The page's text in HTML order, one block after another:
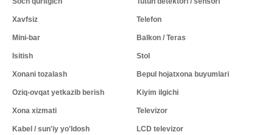
Xavfsiz
Mini-bar
Isitish
Xonani tozalash
Oziq-ovqat yetkazib berish
Xona xizmati
Kabel / sun'iy yo'ldosh
Telefon
Balkon / Teras
Stol
Bepul hojatxona buyumlari
Kiyim ilgichi
Televizor
LCD televizor